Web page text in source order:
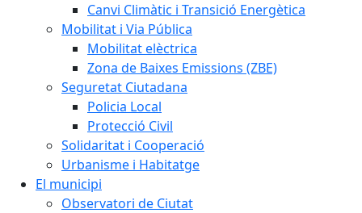
Canvi Climàtic i Transició Energètica
Mobilitat i Via Pública
Mobilitat elèctrica
Zona de Baixes Emissions (ZBE)
Seguretat Ciutadana
Policia Local
Protecció Civil
Solidaritat i Cooperació
Urbanisme i Habitatge
El municipi
Observatori de Ciutat